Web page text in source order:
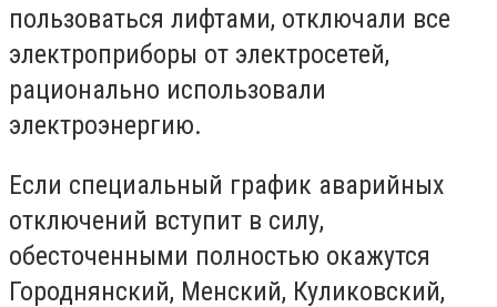
пользоваться лифтами, отключали все
электроприборы от электросетей,
рационально использовали
электроэнергию.
Если специальный график аварийных
отключений вступит в силу,
обесточенными полностью окажутся
Городнянский, Менский, Куликовский,